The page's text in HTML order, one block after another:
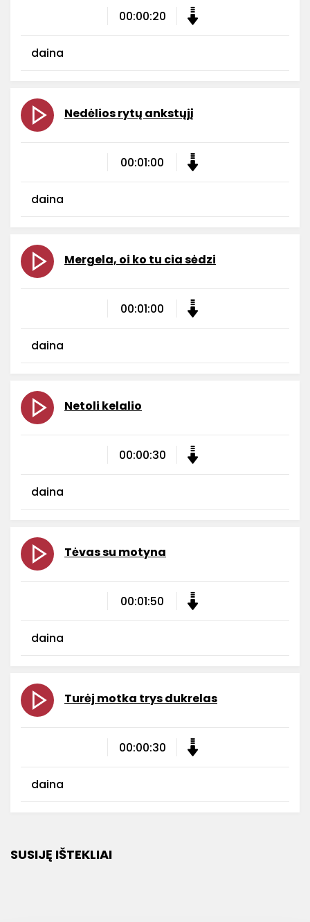
00:00:20
daina
Nedėlios rytų ankstųjį
00:01:00
daina
Mergela, oi ko tu cia sėdzi
00:01:00
daina
Netoli kelalio
00:00:30
daina
Tėvas su motyna
00:01:50
daina
Turėj motka trys dukrelas
00:00:30
daina
SUSIJĘ IŠTEKLIAI